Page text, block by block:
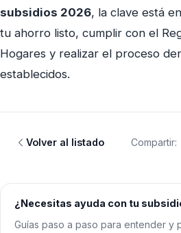
subsidios 2026, la clave está
tu ahorro listo, cumplir con el
Hogares y realizar el proceso
establecidos.
Volver al listado Compartir:
¿Necesitas ayuda con tu
Guías paso a paso para entender y